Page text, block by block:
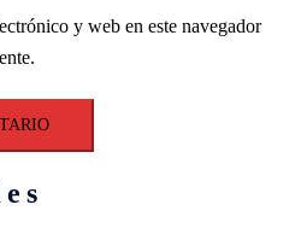
y web en este navegador